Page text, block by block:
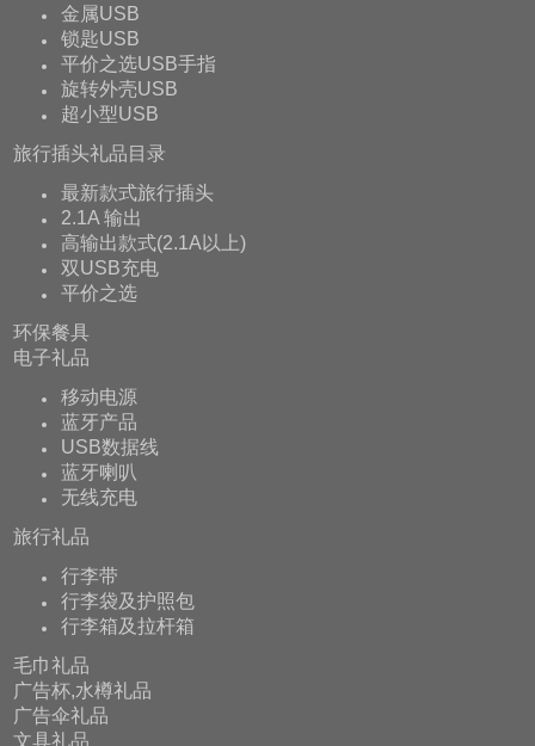
金属USB
锁匙USB
平价之选USB手指
旋转外壳USB
超小型USB
旅行插头礼品目录
最新款式旅行插头
2.1A 输出
高输出款式(2.1A以上)
双USB充电
平价之选
环保餐具
电子礼品
移动电源
蓝牙产品
USB数据线
蓝牙喇叭
无线充电
旅行礼品
行李带
行李袋及护照包
行李箱及拉杆箱
毛巾礼品
广告杯,水樽礼品
广告伞礼品
文具礼品